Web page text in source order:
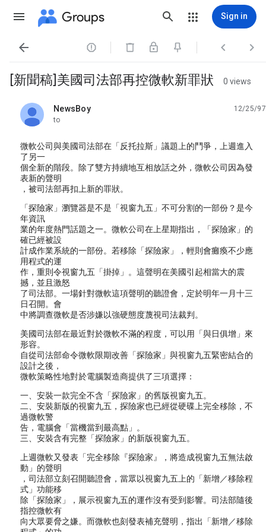
Groups Sign in
   
[新聞稿]美國司法部再控微軟新罪狀 0 views
NewsBoy
unread,
12/25/97
to
微軟公司與美國司法部在「反托拉斯」議題上的鬥爭，上週進入
了另一
個全新的階段。除了雙方持續地互相放話之外，微軟公司因為發
表新的聲明
，被司法部再扣上新的罪狀。
「探險家」瀏覽器是不是「視窗九五」不可分割的一部份？是今
年資訊
業的年度熱門話題之一。微軟公司在上星期指出，「探險家」的
確已經被設
計成作業系統的一部份。若移除「探險家」，輕則會癱瘓不少應
用程式的運
作，重則令視窗九五「掛掉」。這聲明在美國引起相當大的震
撼，並且激怒
了司法部。一場針對微軟這項聲明的聽證會，定於明年一月十三
日召開。會
中將調查微軟是否涉嫌以強硬態度蔑視司法裁判。
美國司法部在最近對於微軟不滿的程度，可以用「與日俱增」來
形容。
自從司法部命令微軟限期改善「探險家」與視窗九五緊密結合的
設計之後，
微軟策略性地對於電腦製造商提供了三項選擇：
一、安裝一款完全不含「探險家」的舊版視窗九五。
二、安裝新版的視窗九五，探險家也已經從硬碟上完全移除，不
過微軟警
告，電腦會「當機當到最高點」。
三、安裝含有完整「探險家」的新版視窗九五。
上週微軟又發表「完全移除『探險家』，將造成視窗九五無法啟
動」的聲明
，司法部立刻召開聽證會，當眾以視窗九五上的「新增／移除程
式」功能移
除「探險家」，展示視窗九五的運作沒有受到影響。司法部隨後
指控微軟有
向大眾要脅之嫌。而微軟也刻發表補充聲明，指出「新增／移除